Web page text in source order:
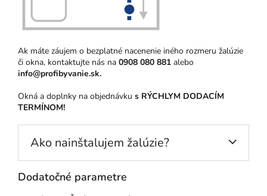
Ak máte záujem o bezplatné nacenenie iného rozmeru žalúzie
či okna, kontaktujte nás na 0908 080 881 alebo
info@profibyvanie.sk.
Okná a doplnky na objednávku s RÝCHLYM DODACÍM
TERMÍNOM!
Ako nainštalujem žalúzie?
Dodatočné parametre